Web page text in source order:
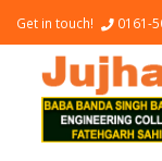
Get in touch! 0161-